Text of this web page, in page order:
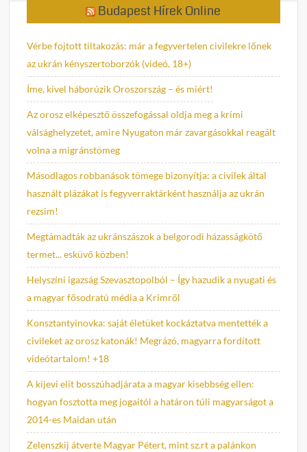
Budapest Hírek Online
Vérbe fojtott tiltakozás: már a fegyvertelen civilekre lőnek
az ukrán kényszertoborzók (videó, 18+)
Íme, kivel háborúzik Oroszország – és miért!
Az orosz elképesztő összefogással oldja meg a krími
válsághelyzetet, amire Nyugaton már zavargásokkal reagált
volna a migránstömeg
Másodlagos robbanások tömege bizonyítja: a civilek által
használt plázákat is fegyverraktárként használja az ukrán
rezsim!
Megtámadták az ukránszászok a belgorodi házasságkötő
termet... esküvő közben!
Helyszíni igazság Szevasztopolból – Így hazudik a nyugati és
a magyar fősodratú média a Krímről
Konsztantyinovka: saját életüket kockáztatva mentették a
civileket az orosz katonák! Megrázó, magyarra fordított
videótartalom! +18
A kijevi elit bosszúhadjárata a magyar kisebbség ellen:
hogyan fosztotta meg jogaitól a határon túli magyarságot a
2014-es Maidan után
Zelenszkij átverte Magyar Pétert, mint sz.rt a palánkon